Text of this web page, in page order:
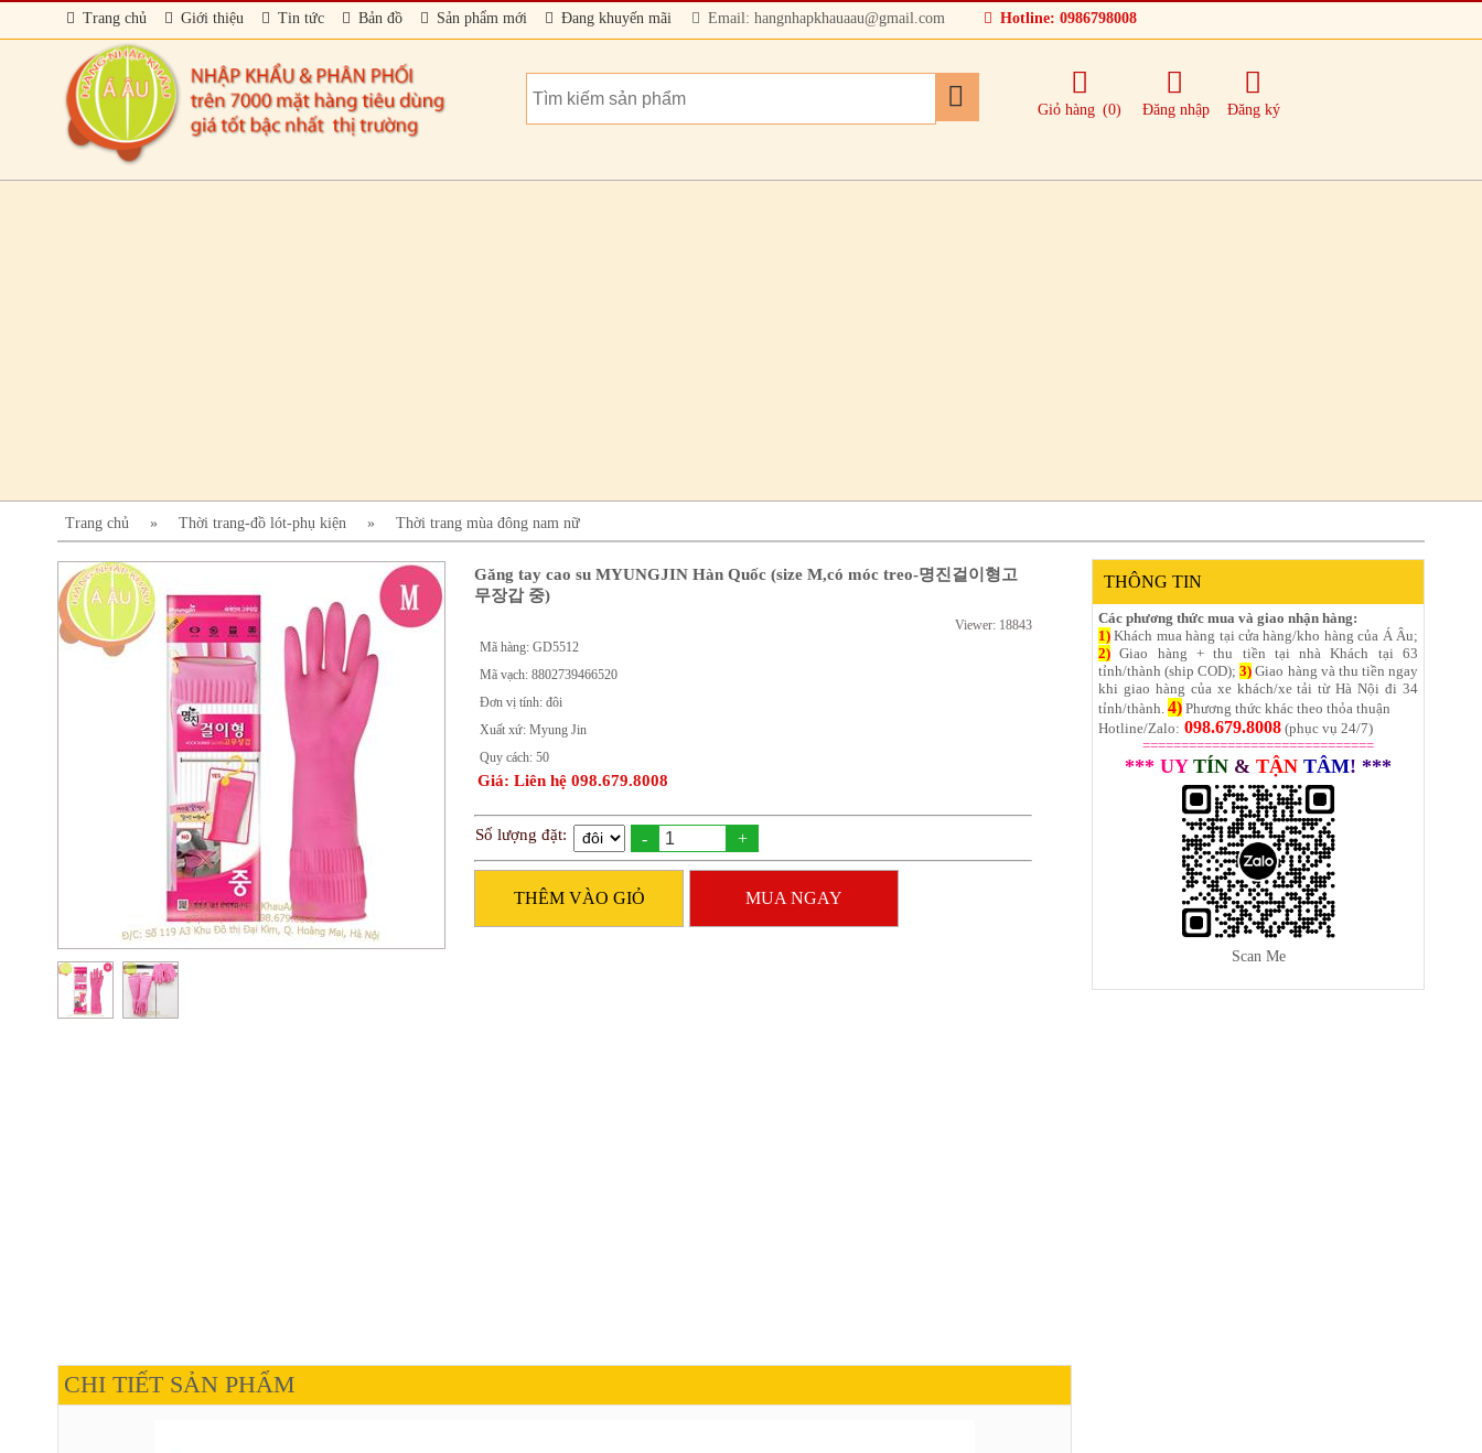
Trang chủ Giới thiệu Tin tức Bản đồ Sản phẩm mới Đang khuyến mãi Email: hangnhapkhauaau@gmail.com Hotline: 0986798008
Giỏ hàng (0) Đăng nhập Đăng ký
Trang chủ » Thời trang-đồ lót-phụ kiện » Thời trang mùa đông nam nữ
Găng tay cao su MYUNGJIN Hàn Quốc (size M,có móc treo-명진걸이형고
무장갑 중)
Viewer: 18843
Mã hàng: GD5512
Mã vạch: 8802739466520
Đơn vị tính: đôi
Xuất xứ: Myung Jin
Quy cách: 50
Giá: Liên hệ 098.679.8008
Số lượng đặt: - +
THÊM VÀO GIỎ MUA NGAY
CHI TIẾT SẢN PHẨM
THÔNG TIN
Các phương thức mua và giao nhận hàng:
1) Khách mua hàng tại cửa hàng/kho hàng của Á Âu;
2) Giao hàng + thu tiền tại nhà Khách tại 63
tỉnh/thành (ship COD);3) Giao hàng và thu tiền ngay
khi giao hàng của xe khách/xe tải từ Hà Nội đi 34
tỉnh/thành. 4) Phương thức khác theo thỏa thuận
Hotline/Zalo: 098.679.8008 (phục vụ 24/7)
==============================
*** UY TÍN & TẬN TÂM! ***
Scan Me